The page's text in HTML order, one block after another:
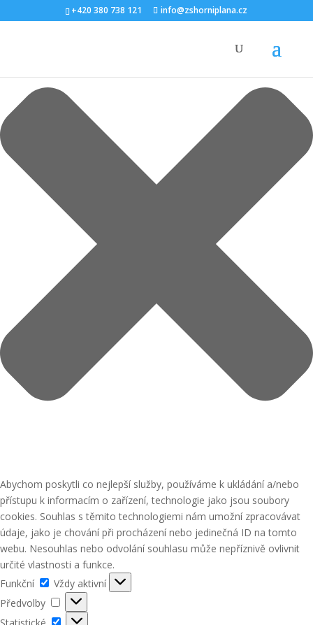
Spravovat Souhlas s cookies
Abychom poskytli co nejlepší služby, používáme k ukládání a/nebo
přístupu k informacím o zařízení, technologie jako jsou soubory
cookies. Souhlas s těmito technologiemi nám umožní zpracovávat
údaje, jako je chování při procházení nebo jedinečná ID na tomto
webu. Nesouhlas nebo odvolání souhlasu může nepříznivě ovlivnit
určité vlastnosti a funkce.
Funkční
Funkční
Vždy aktivní
Předvolby
Předvolby
Statistické
Statistické
+420 380 738 121 info@zshorniplana.cz